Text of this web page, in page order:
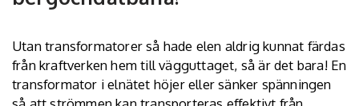
Utan transformatorer så hade elen aldrig kunnat färdas
från kraftverken hem till vägguttaget, så är det bara! En
transformator i elnätet höjer eller sänker spänningen